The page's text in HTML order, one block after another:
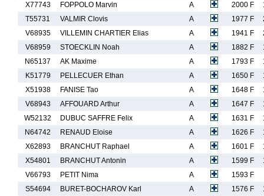
X77743
FOPPOLO Marvin A 2000 F
T55731
VALMIR Clovis A 1977 F
V68935
VILLEMIN CHARTIER Elias A 1941 F
V68959
STOECKLIN Noah A 1882 F
N65137
AK Maxime A 1793 F
K51779
PELLECUER Ethan A 1650 F
X51938
FANISE Tao A 1648 F
V68943
AFFOUARD Arthur A 1647 F
W52132
DUBUC SAFFRE Felix A 1631 F
N64742
RENAUD Eloise A 1626 F
X62893
BRANCHUT Raphael A 1601 F
X54801
BRANCHUT Antonin A 1599 F
V66793
PETIT Nima A 1593 F
S54694
BURET-BOCHAROV Karl A 1576 F